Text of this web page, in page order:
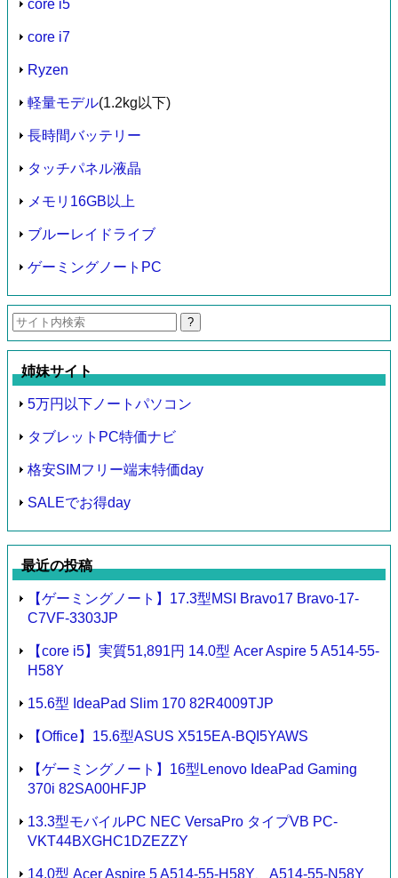
core i5
core i7
Ryzen
軽量モデル(1.2kg以下)
長時間バッテリー
タッチパネル液晶
メモリ16GB以上
ブルーレイドライブ
ゲーミングノートPC
検
索:
姉妹サイト
5万円以下ノートパソコン
タブレットPC特価ナビ
格安SIMフリー端末特価day
SALEでお得day
最近の投稿
【ゲーミングノート】17.3型MSI Bravo17 Bravo-17-
C7VF-3303JP
【core i5】実質51,891円 14.0型 Acer Aspire 5 A514-55-
H58Y
15.6型 IdeaPad Slim 170 82R4009TJP
【Office】15.6型ASUS X515EA-BQI5YAWS
【ゲーミングノート】16型Lenovo IdeaPad Gaming
370i 82SA00HFJP
13.3型モバイルPC NEC VersaPro タイプVB PC-
VKT44BXGHC1DZEZZY
14.0型 Acer Aspire 5 A514-55-H58Y、A514-55-N58Y